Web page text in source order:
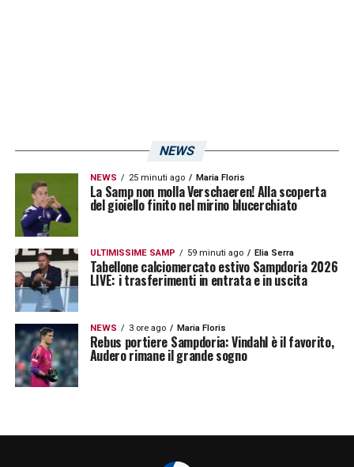
gioco moderna e propositiva, rappresenta
una tentazione concreta. Il tecnico non è un
volto nuovo a Genova, avendo vestito la
casacca blucerchiata da calciatore tra il
2000 e il 2002. Il suo stile “giochista”
potrebbe adattarsi alle necessità di una
Samp che deve ricostruire la propria identità
sportiva!
Prospettive e attesa per la panchina
della Sampdoria
NEWS
NEWS 25 minuti ago Maria Floris
La Samp non molla Verschaeren! Alla scoperta
del gioiello finito nel mirino blucerchiato
ULTIMISSIME SAMP 59 minuti ago Elia Serra
Tabellone calciomercato estivo Sampdoria 2026
LIVE: i trasferimenti in entrata e in uscita
NEWS 3 ore ago Maria Floris
Rebus portiere Sampdoria: Vindahl è il favorito,
Audero rimane il grande sogno